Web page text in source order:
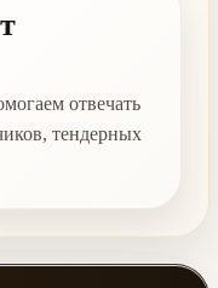
отвечать
тендерных